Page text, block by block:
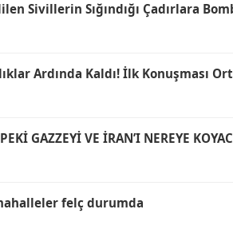
Sivillerin Sığındığı Çadırlara
Ardında Kaldı! İlk Konuşması
GAZZEYİ VE İRAN’I NEREYE
felç durumda